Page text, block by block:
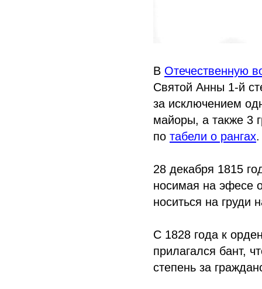
В Отечественную
Святой Анны 1-й
за исключением
майоры, а также 3
по табели о рангах.
28 декабря 1815
носимая на эфесе
носиться на груди
С 1828 года к
прилагался бант,
степень за